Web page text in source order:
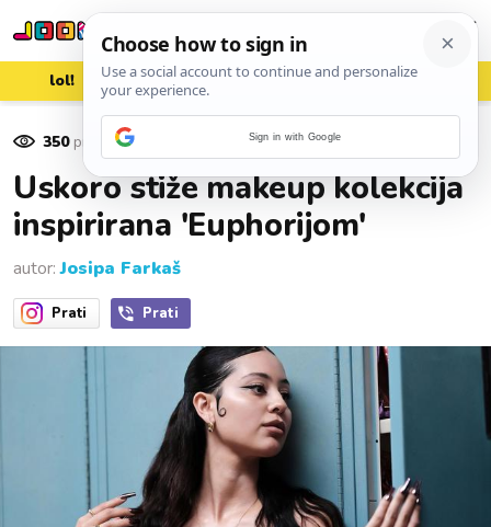
lol! aww vrh! woot?!
350pregleda
Uskoro stiže makeup kolekcija
inspirirana 'Euphorijom'
autor:Josipa Farkaš
Prati Prati
Sign in with Google